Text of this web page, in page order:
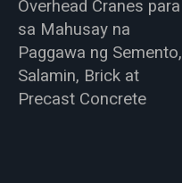
Overhead Cranes para
sa Mahusay na
Paggawa ng Semento,
Salamin, Brick at
Precast Concrete